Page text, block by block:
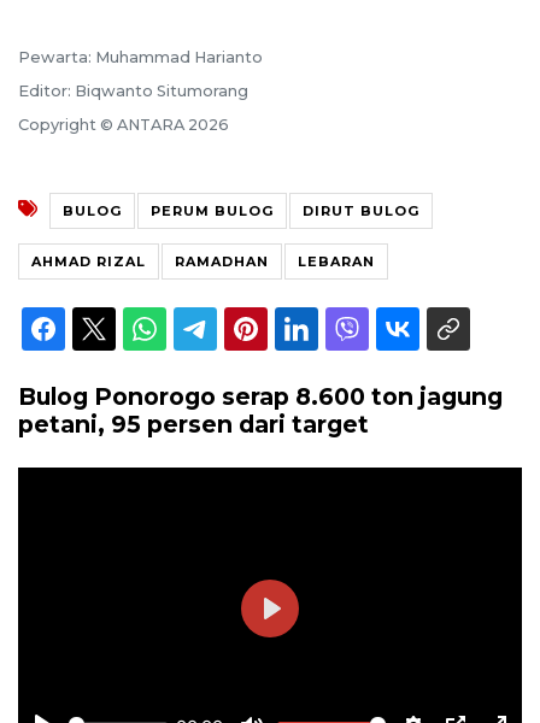
Pewarta: Muhammad Harianto
Editor: Biqwanto Situmorang
Copyright © ANTARA 2026
BULOG PERUM BULOG DIRUT BULOG
AHMAD RIZAL RAMADHAN LEBARAN
Bulog Ponorogo serap 8.600 ton jagung
petani, 95 persen dari target
Play